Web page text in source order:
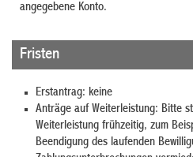
angegebene Konto.
Fristen
Erstantrag: keine
Anträge auf Weiterleistung: Bitte
Weiterleistung frühzeitig, zum
Beendigung des laufenden